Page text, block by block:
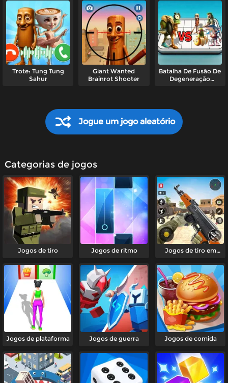
Trote: Tung Tung
Sahur
Giant Wanted
Brainrot Shooter
Batalha De Fusão De
Degeneração
Jogue um jogo aleatório
Categorias de jogos
Jogos de tiro Jogos de ritmo
Jogos de tiro em
Jogos de plataforma Jogos de guerra Jogos de comida